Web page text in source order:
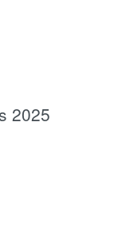
2025